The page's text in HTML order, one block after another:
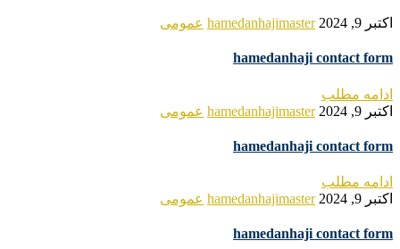
اکتبر 9, 2024 hamedanhajimaster عمومی
hamedanhaji contact form
ادامه مطلب
اکتبر 9, 2024
hamedanhajimaster عمومی
hamedanhaji contact form
ادامه مطلب
اکتبر 9, 2024
hamedanhajimaster عمومی
hamedanhaji contact form